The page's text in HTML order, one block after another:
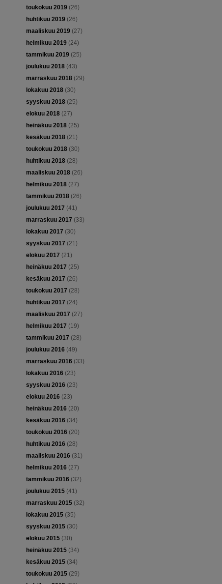
toukokuu 2019(26)
huhtikuu 2019(26)
maaliskuu 2019(27)
helmikuu 2019(24)
tammikuu 2019(25)
joulukuu 2018(43)
marraskuu 2018(29)
lokakuu 2018(30)
syyskuu 2018(25)
elokuu 2018(27)
heinäkuu 2018(25)
kesäkuu 2018(21)
toukokuu 2018(30)
huhtikuu 2018(28)
maaliskuu 2018(26)
helmikuu 2018(27)
tammikuu 2018(26)
joulukuu 2017 (41)
marraskuu 2017 (33)
lokakuu 2017 (30)
syyskuu 2017 (21)
elokuu 2017 (21)
heinäkuu 2017 (25)
kesäkuu 2017 (26)
toukokuu 2017 (28)
huhtikuu 2017 (24)
maaliskuu 2017 (27)
helmikuu 2017 (19)
tammikuu 2017 (28)
joulukuu 2016 (49)
marraskuu 2016 (33)
lokakuu 2016 (23)
syyskuu 2016 (23)
elokuu 2016 (23)
heinäkuu 2016 (20)
kesäkuu 2016 (34)
toukokuu 2016 (20)
huhtikuu 2016 (28)
maaliskuu 2016 (31)
helmikuu 2016 (27)
tammikuu 2016 (32)
joulukuu 2015(41)
marraskuu 2015(32)
lokakuu 2015(35)
syyskuu 2015(30)
elokuu 2015(30)
heinäkuu 2015(34)
kesäkuu 2015(34)
toukokuu 2015(29)